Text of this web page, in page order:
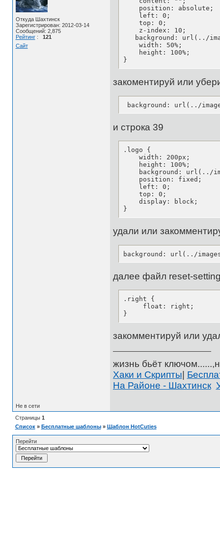
Откуда Шахтинск
Зарегистрирован: 2012-03-14
Сообщений: 2,875
Рейтинг: 121
Сайт
    position: absolute;
    left: 0;
    top: 0;
    z-index: 10;
background: url(../
    width: 50%;
    height: 100%;
}
закоментируй или
background: url(../
и строка 39
.logo {
    width: 200px;
    height: 100%;
background: url(../
    position: fixed;
    left: 0;
    top: 0;
    display: block;
}
удали или
background: url(../
далее файл reset-
.right {
     float: right;
}
закомментируй или
жизнь бьёт
Хаки и Скрипты|
На Районе - Шахтинск
Не в сети
Страницы 1
Список » Бесплатные шаблоны » Шаблон HotCuties
Перейти